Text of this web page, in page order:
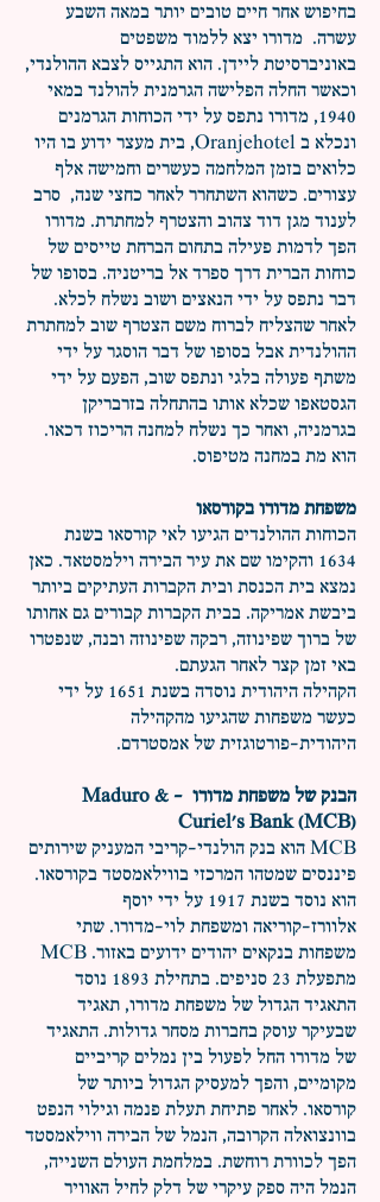
בחיפוש אחר חיים טובים יותר במאה השבע
עשרה. מדורו יצא ללמוד משפטים
באוניברסיטת ליידן. הוא התגייס לצבא ההולנדי,
וכאשר החלה הפלישה הגרמנית להולנד במאי
1940, מדורו נתפס על ידי הכוחות הגרמנים
ונכלא ב Oranjehotel, בית מעצר ידוע בו היו
כלואים בזמן המלחמה כעשרים וחמישה אלף
עצורים. כשהוא השתחרר לאחר כחצי שנה, סרב
לענוד מגן דוד צהוב והצטרף למחתרת. מדורו
הפך לדמות פעילה בתחום הברחת טייסים של
כוחות הברית דרך ספרד אל בריטניה. בסופו של
דבר נתפס על ידי הנאצים ושוב נשלח לכלא.
לאחר שהצליח לברוח משם הצטרף שוב למחתרת
ההולנדית אבל בסופו של דבר הוסגר על ידי
משתף פעולה בלגי ונתפס שוב, הפעם על ידי
הגסטאפו שכלא אותו בהתחלה בזרבריקן
בגרמניה, ואחר כך נשלח למחנה הריכוז דכאו.
הוא מת במחנה מטיפוס.
משפחת מדורו בקורסאו
הכוחות ההולנדים הגיעו לאי קורסאו בשנת
1634 והקימו שם את עיר הבירה וילמסטאד. כאן
נמצא בית הכנסת ובית הקברות העתיקים ביותר
ביבשת אמריקה. בבית הקברות קבורים גם אחותו
של ברוך שפינוזה, רבקה שפינוזה ובנה, שנפטרו
באי זמן קצר לאחר הגעתם.
הקהילה היהודית נוסדה בשנת 1651 על ידי
כעשר משפחות שהגיעו מהקהילה
היהודית-פורטוגזית של אמסטרדם.
הבנק של משפחת מדורו - Maduro &
Curiel's Bank (MCB)
MCB הוא בנק הולנדי-קריבי המעניק שירותים
פיננסים שמטהו המרכזי בווילאמסטד בקורסאו.
הוא נוסד בשנת 1917 על ידי יוסף
אלוורז-קוריאה ומשפחת לוי-מדורו. שתי
משפחות בנקאים יהודים ידועים באזור. MCB
מתפעלת 23 סניפים. בתחילת 1893 נוסד
התאגיד הגדול של משפחת מדורו, תאגיד
שבעיקר עוסק בחברות מסחר גדולות. התאגיד
של מדורו החל לפעול בין נמלים קריביים
מקומיים, והפך למעסיק הגדול ביותר של
קורסאו. לאחר פתיחת תעלת פנמה וגילוי הנפט
בוונצואלה הקרובה, הנמל של הבירה ווילאמסטד
הפך לכוורת רוחשת. במלחמת העולם השנייה,
הנמל היה ספק עיקרי של דלק לחיל האוויר